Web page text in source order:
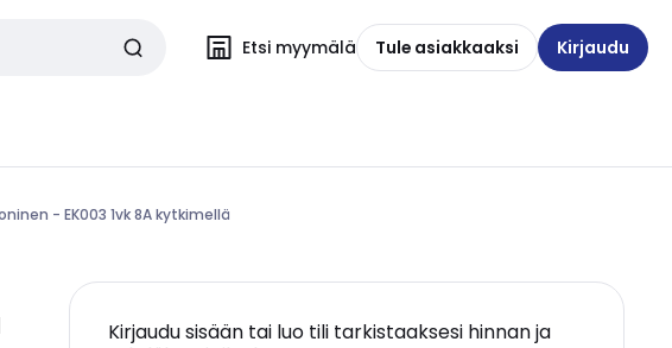
Etsi myymälä Tule asiakkaaksi Kirjaudu
- EK003 1vk 8A kytkimellä
Kirjaudu sisään tai luo tili tarkistaaksesi hinnan ja